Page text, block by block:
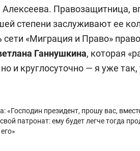
Алексеева. Правозащитница,
степени заслуживают ее
сети «Миграция и Право»
Ганнушкина, которая
и круглосуточно — я уже
«Господин президент, прошу вас,
патронат: ему будет легче тогда